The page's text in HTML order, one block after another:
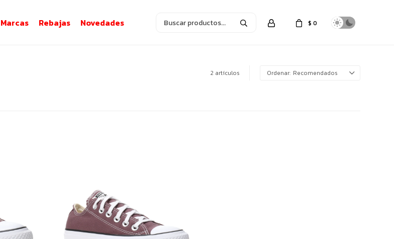
Marcas Rebajas Novedades $ 0
2 artículos Recomendados